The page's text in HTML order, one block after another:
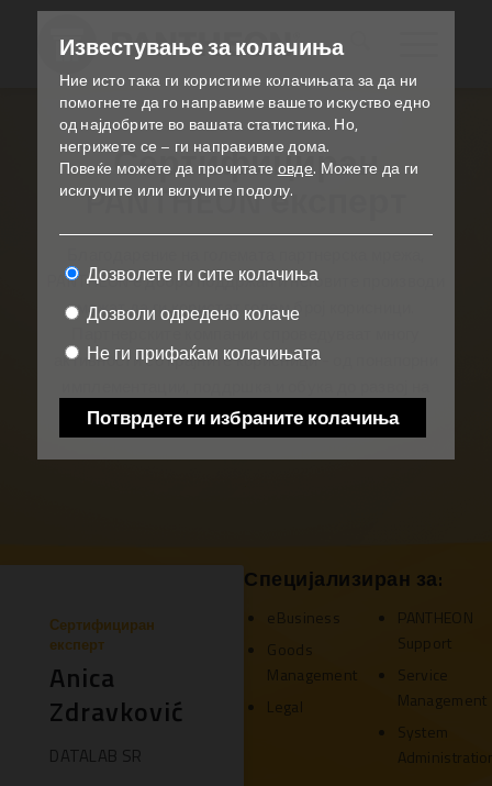
Сертифициран
PANTHEON експерт
PANTHEON е добро поддржан и неговите производи
можат да ги користат голем број корисници.
активности со крајните корисници - од понапорни
специјални (вертикални) решенија.
Сертифициран
експерт
Anica
Zdravković
DATALAB SR
Специјализиран за:
eBusiness
Goods
Management
Legal
PANTHEON
Support
Service
Management
System
Известување за колачиња
Ние исто така ги користиме колачињата за да ни
помогнете да го направиме вашето искуство едно
од најдобрите во вашата статистика. Но,
негрижете се – ги направивме дома.
Повеќе можете да прочитате овде. Можете да ги
исклучите или вклучите подолу.
Дозволете ги сите колачиња
Дозволи одредено колаче
Не ги прифаќам колачињата
Потврдете ги избраните колачиња